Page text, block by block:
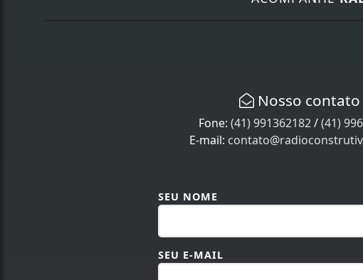
Nosso contato
Fone: (41) 991362182/(41)
E-mail:
SEU NOME
SEU E-MAIL